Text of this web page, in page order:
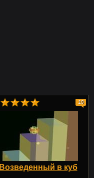
10
Возведенный в куб